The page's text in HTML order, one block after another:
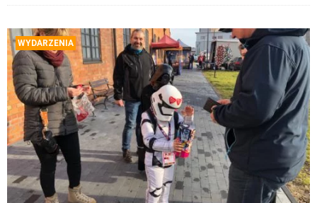
WYDARZENIA